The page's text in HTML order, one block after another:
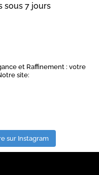
sous 7 jours
et Raffinement : votre
site:
sur Instagram